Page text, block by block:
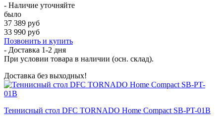
- Наличие уточняйте
было
37 389 руб
33 990 руб
Позвонить и купить
- Доставка 1-2 дня
При условии товара в наличии (осн. склад).
Доставка без выходных!
Теннисный стол DFC TORNADO Home Compact SB-PT-01B